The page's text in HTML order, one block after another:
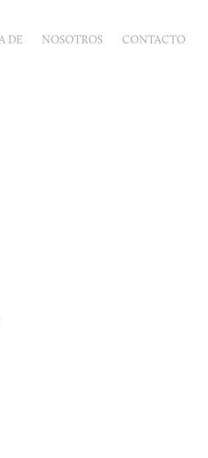
DE NOSOTROS CONTACTO